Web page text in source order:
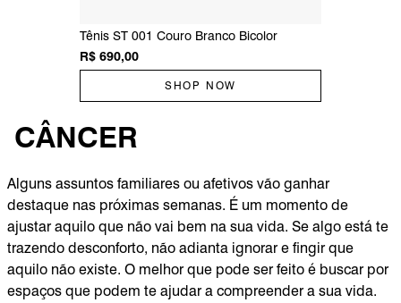
Tênis ST 001 Couro Branco Bicolor
R$ 690,00
SHOP NOW
CÂNCER
Alguns assuntos familiares ou afetivos vão ganhar
destaque nas próximas semanas. É um momento de
ajustar aquilo que não vai bem na sua vida. Se algo está te
trazendo desconforto, não adianta ignorar e fingir que
aquilo não existe. O melhor que pode ser feito é buscar por
espaços que podem te ajudar a compreender a sua vida.